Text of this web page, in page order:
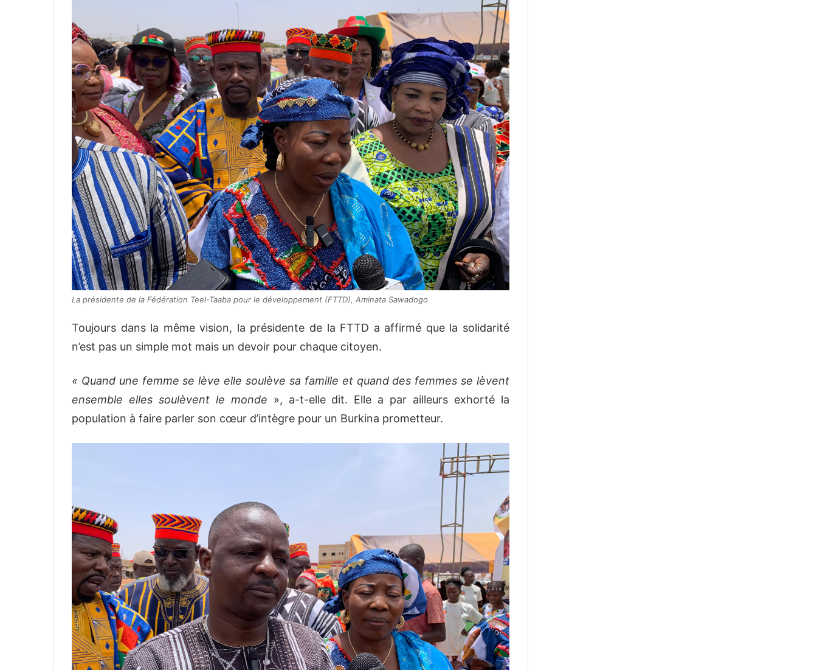
La présidente de la Fédération Teel-Taaba pour le développement (FTTD), Aminata Sawadogo
Toujours dans la même vision, la présidente de la FTTD a affirmé que la solidarité
n’est pas un simple mot mais un devoir pour chaque citoyen.
« Quand une femme se lève elle soulève sa famille et quand des femmes se lèvent
ensemble elles soulèvent le monde », a-t-elle dit. Elle a par ailleurs exhorté la
population à faire parler son cœur d’intègre pour un Burkina prometteur.